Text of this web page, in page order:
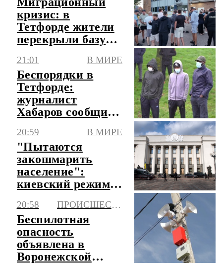
кризис: в
Тетфорде жители
перекрыли базу
21:01 В МИРЕ
Беспорядки в
Тетфорде:
журналист
Хабаров сообщил
погромах
20:59 В МИРЕ
"Пытаются
закошмарить
население":
киевский режим
Басаева
20:58 ПРОИСШЕСТВИЯ
Беспилотная
опасность
объявлена в
Воронежской